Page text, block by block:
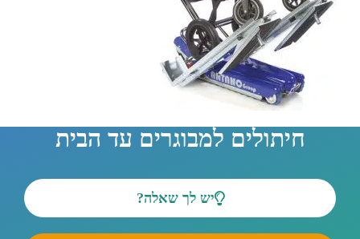
חיתולים למבוגרים עד הבית
יש לך שאלה?